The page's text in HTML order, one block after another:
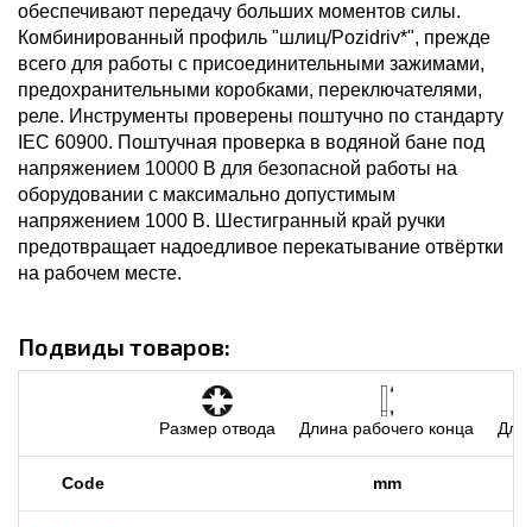
обеспечивают передачу больших моментов силы.
Комбинированный профиль "шлиц/Pozidriv*", прежде
всего для работы с присоединительными зажимами,
предохранительными коробками, переключателями,
реле. Инструменты проверены поштучно по стандарту
IEC 60900. Поштучная проверка в водяной бане под
напряжением 10000 В для безопасной работы на
оборудовании с максимально допустимым
напряжением 1000 В. Шестигранный край ручки
предотвращает надоедливое перекатывание отвёртки
на рабочем месте.
Подвиды товаров:
Размер отвода Длина рабочего конца
Code mm